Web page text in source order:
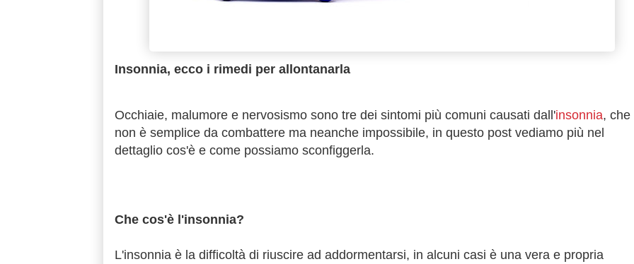
Insonnia, ecco i rimedi per allontanarla
Occhiaie, malumore e nervosismo sono tre dei sintomi più comuni causati dall'insonnia, che
non è semplice da combattere ma neanche impossibile, in questo post vediamo più nel
dettaglio cos'è e come possiamo sconfiggerla.
Che cos'è l'insonnia?
L'insonnia è la difficoltà di riuscire ad addormentarsi, in alcuni casi è una vera e propria